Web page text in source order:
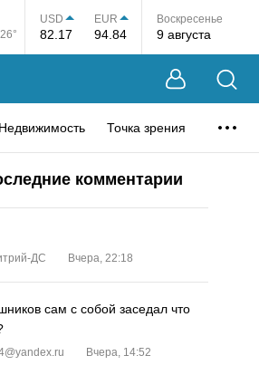
USD
82.17
EUR
94.84
Воскресенье
9 августа
Недвижимость Точка зрения
комментарии
ДС Вчера, 22:18
сам с собой заседал что
Вчера, 14:52